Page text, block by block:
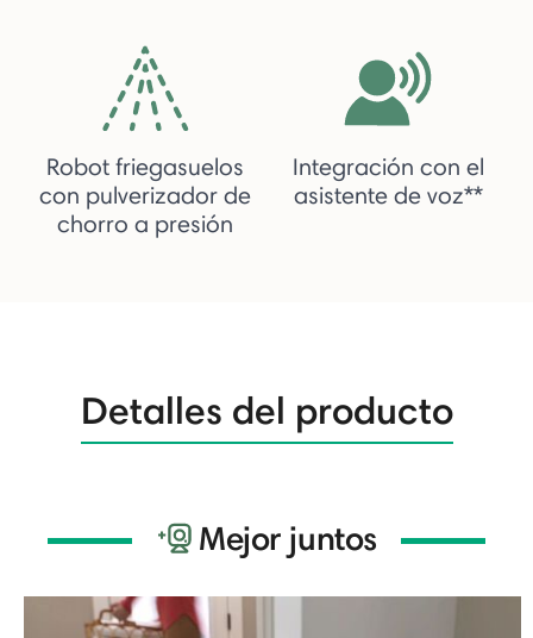
Robot friegasuelos
con pulverizador de
chorro a presión
Integración con el
asistente de voz**
Detalles del producto
Mejor juntos